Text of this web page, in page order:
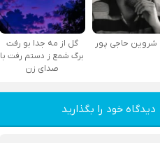
شروین حاجی پور
گل از مه جدا بو رفت
برگ شمع ز دستم رفت با
صدای زن
دیدگاه خود را بگذارید